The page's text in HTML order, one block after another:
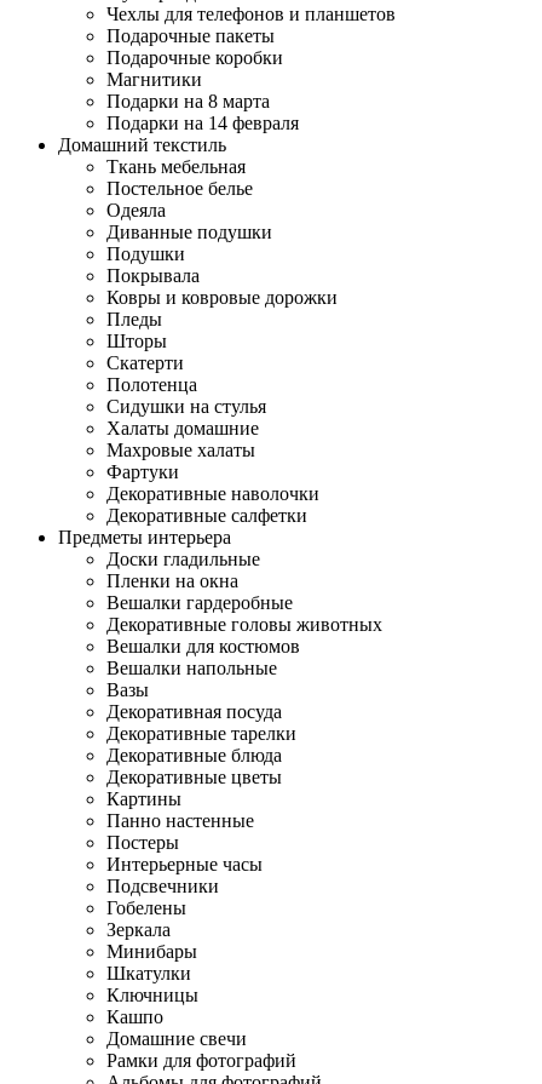
Чехлы для телефонов и планшетов
Подарочные пакеты
Подарочные коробки
Магнитики
Подарки на 8 марта
Подарки на 14 февраля
Домашний текстиль
Ткань мебельная
Постельное белье
Одеяла
Диванные подушки
Подушки
Покрывала
Ковры и ковровые дорожки
Пледы
Шторы
Скатерти
Полотенца
Сидушки на стулья
Халаты домашние
Махровые халаты
Фартуки
Декоративные наволочки
Декоративные салфетки
Предметы интерьера
Доски гладильные
Пленки на окна
Вешалки гардеробные
Декоративные головы животных
Вешалки для костюмов
Вешалки напольные
Вазы
Декоративная посуда
Декоративные тарелки
Декоративные блюда
Декоративные цветы
Картины
Панно настенные
Постеры
Интерьерные часы
Подсвечники
Гобелены
Зеркала
Минибары
Шкатулки
Ключницы
Кашпо
Домашние свечи
Рамки для фотографий